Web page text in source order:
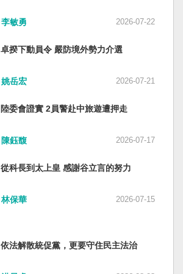
李敏勇 2026-07-22
卓揆下動員令 嚴防境外勢力介選
姚岳宏 2026-07-21
陸委會證實 2員警赴中旅遊遭押走
陳鈺馥 2026-07-17
從科長到太上皇 感謝谷立言的努力
林保華 2026-07-15
依法解散統促黨，更要守住民主法治